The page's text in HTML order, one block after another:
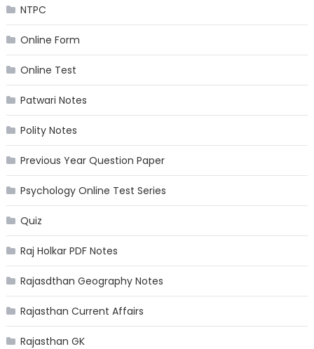
NTPC
Online Form
Online Test
Patwari Notes
Polity Notes
Previous Year Question Paper
Psychology Online Test Series
Quiz
Raj Holkar PDF Notes
Rajasdthan Geography Notes
Rajasthan Current Affairs
Rajasthan GK